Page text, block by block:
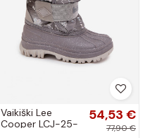
Vaikiški Lee
Cooper LCJ-25-
54,53 €
77,90 €